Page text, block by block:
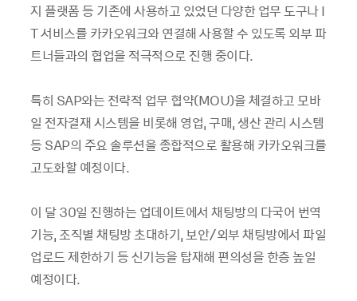
지 플랫폼 등 기존에 사용하고 있었던 다양한 업무 도구나 I
T 서비스를 카카오워크와 연결해 사용할 수 있도록 외부 파
트너들과의 협업을 적극적으로 진행 중이다.
특히 SAP와는 전략적 업무 협약(MOU)을 체결하고 모바
일 전자결재 시스템을 비롯해 영업, 구매, 생산 관리 시스템
등 SAP의 주요 솔루션을 종합적으로 활용해 카카오워크를
고도화할 예정이다.
이 달 30일 진행하는 업데이트에서 채팅방의 다국어 번역
기능, 조직별 채팅방 초대하기, 보안/외부 채팅방에서 파일
업로드 제한하기 등 신기능을 탑재해 편의성을 한층 높일
예정이다.